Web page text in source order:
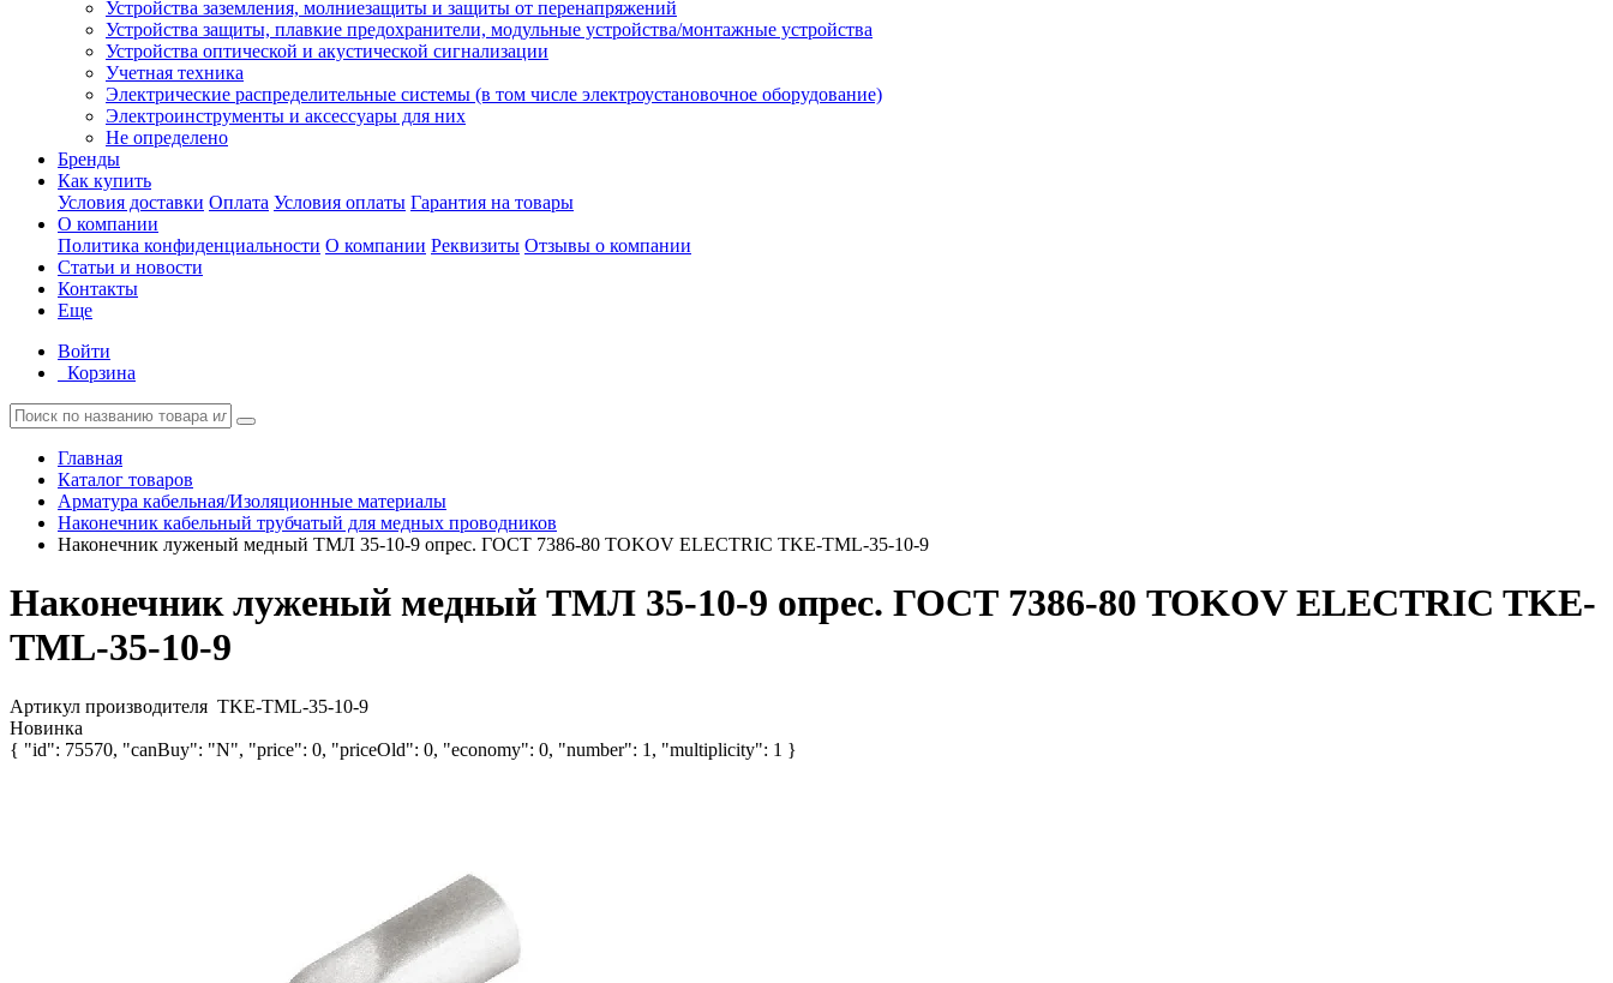
Устройства заземления, молниезащиты и защиты от перенапряжений
Устройства защиты, плавкие предохранители, модульные устройства/монтажные устройства
Устройства оптической и акустической сигнализации
Учетная техника
Электрические распределительные системы (в том числе электроустановочное оборудование)
Электроинструменты и аксессуары для них
Не определено
Бренды
Как купить
Условия доставки Оплата Условия оплаты Гарантия на товары
О компании
Политика конфиденциальности О компании Реквизиты Отзывы о компании
Статьи и новости
Контакты
Еще
Войти
Корзина
Главная
Каталог товаров
Арматура кабельная/Изоляционные материалы
Наконечник кабельный трубчатый для медных проводников
Наконечник луженый медный ТМЛ 35-10-9 опрес. ГОСТ 7386-80 TOKOV ELECTRIC TKE-TML-35-10-9
Наконечник луженый медный ТМЛ 35-10-9 опрес. ГОСТ 7386-80 TOKOV ELECTRIC TKE-
TML-35-10-9
Артикул производителя TKE-TML-35-10-9
Новинка
{ "id": 75570, "canBuy": "N", "price": 0, "priceOld": 0, "economy": 0, "number": 1, "multiplicity": 1 }